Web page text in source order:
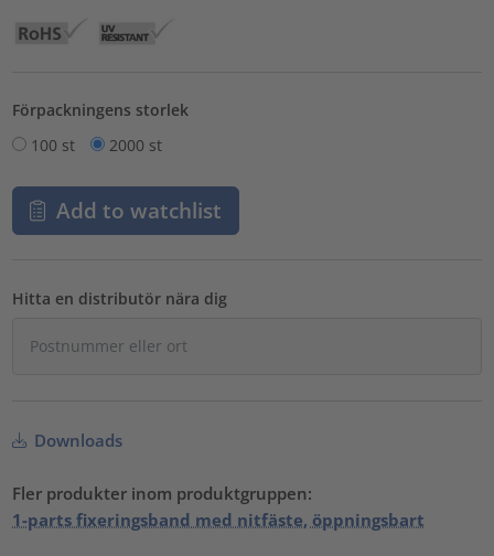
Förpackningens storlek
100 st
2000 st
Add to watchlist
Hitta en distributör nära dig
Downloads
Fler produkter inom produktgruppen:
1-parts fixeringsband med nitfäste, öppningsbart